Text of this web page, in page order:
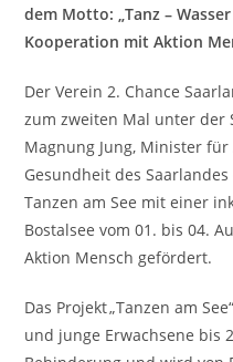
dem Motto: „Tanz –
Kooperation mit Aktion
Der Verein 2. Chance
zum zweiten Mal unter der
Magnung Jung, Minister
Gesundheit des
Tanzen am See mit einer
Bostalsee vom 01. bis 04.
Aktion Mensch gefördert.
Das Projekt „Tanzen am
und junge Erwachsene bis